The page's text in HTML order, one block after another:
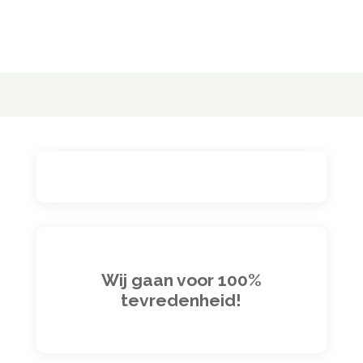
Wij gaan voor 100%
tevredenheid!